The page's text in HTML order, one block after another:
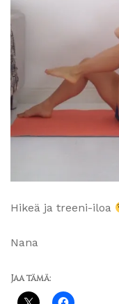
Hikeä ja treeni-iloa
Nana
Jaa tämä: